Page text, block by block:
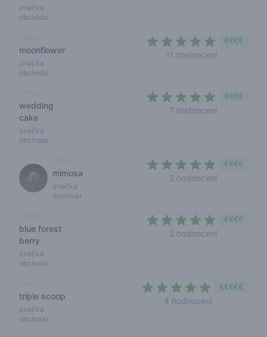
značka
obchodu
moonflower
značka
obchodu
11 hodnocení
€€€€
wedding
cake
značka
obchodu
7 hodnocení
€€€€
mimosa
značka
obchodu
2 hodnocení
€€€€
blue forest
berry
značka
obchodu
2 hodnocení
€€€€
triple scoop
značka
obchodu
4 hodnocení
€€€€€